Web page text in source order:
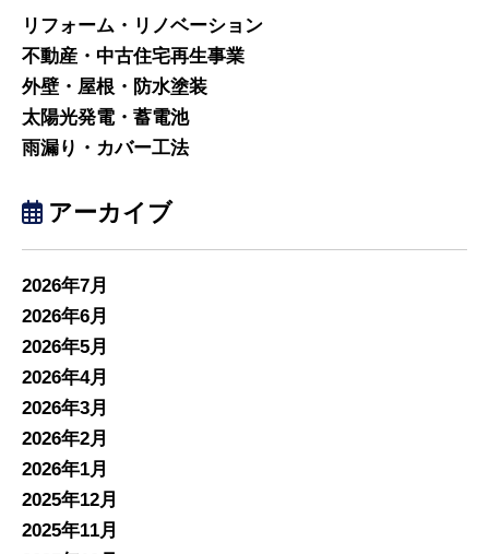
リフォーム・リノベーション
不動産・中古住宅再生事業
外壁・屋根・防水塗装
太陽光発電・蓄電池
雨漏り・カバー工法
アーカイブ
2026年7月
2026年6月
2026年5月
2026年4月
2026年3月
2026年2月
2026年1月
2025年12月
2025年11月